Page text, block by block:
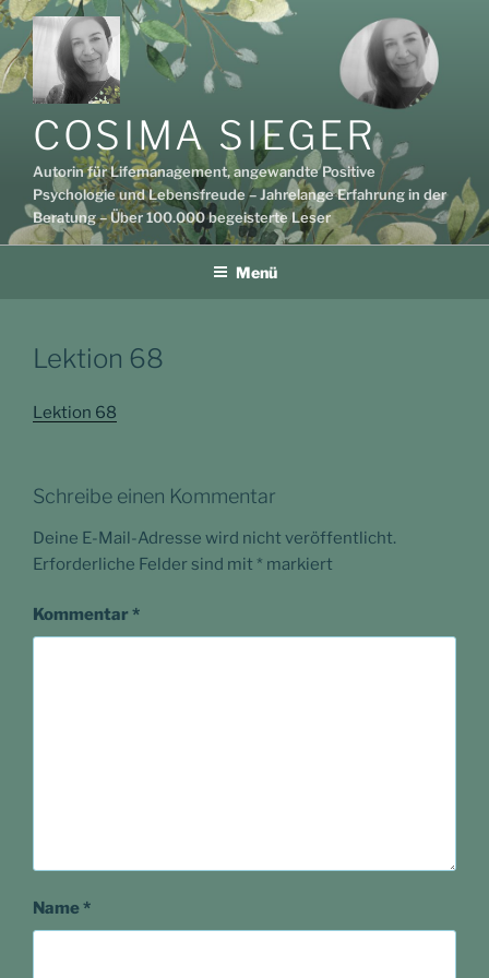
Zum
Inhalt
springen
COSIMA SIEGER
Autorin für Lifemanagement, angewandte Positive
Psychologie und Lebensfreude – Jahrelange Erfahrung in der
Beratung – Über 100.000 begeisterte Leser
Menü
Lektion 68
Lektion 68
Schreibe einen Kommentar
Deine E-Mail-Adresse wird nicht veröffentlicht.
Erforderliche Felder sind mit * markiert
Kommentar *
Name*